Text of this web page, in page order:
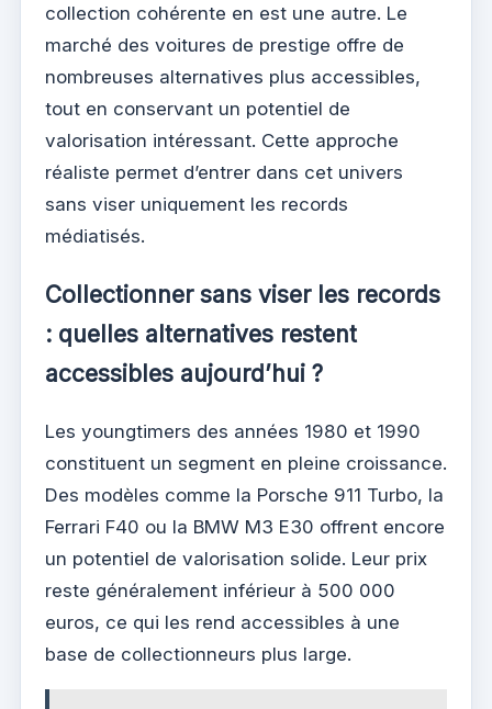
collection cohérente en est une autre. Le
marché des voitures de prestige offre de
nombreuses alternatives plus accessibles,
tout en conservant un potentiel de
valorisation intéressant. Cette approche
réaliste permet d’entrer dans cet univers
sans viser uniquement les records
médiatisés.
Collectionner sans viser les records
: quelles alternatives restent
accessibles aujourd’hui ?
Les youngtimers des années 1980 et 1990
constituent un segment en pleine croissance.
Des modèles comme la Porsche 911 Turbo, la
Ferrari F40 ou la BMW M3 E30 offrent encore
un potentiel de valorisation solide. Leur prix
reste généralement inférieur à 500 000
euros, ce qui les rend accessibles à une
base de collectionneurs plus large.